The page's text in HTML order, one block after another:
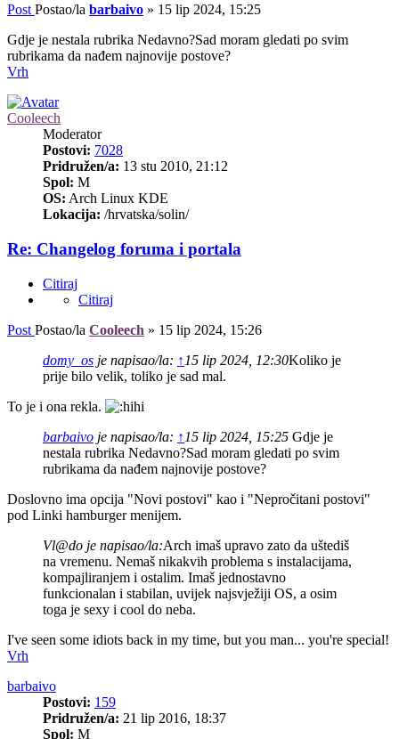
Post Postao/la barbaivo » 15 lip 2024, 15:25
Gdje je nestala rubrika Nedavno?Sad moram gledati po svim
rubrikama da nađem najnovije postove?
Vrh
Cooleech
Moderator
Postovi: 7028
Pridružen/a: 13 stu 2010, 21:12
Spol: M
OS: Arch Linux KDE
Lokacija: /hrvatska/solin/
Re: Changelog foruma i portala
Citiraj
Citiraj
Post Postao/la Cooleech » 15 lip 2024, 15:26
domy_os je napisao/la: ↑ 15 lip 2024, 12:30Koliko je
prije bilo velik, toliko je sad mal.
To je i ona rekla.
barbaivo je napisao/la: ↑ 15 lip 2024, 15:25 Gdje je
nestala rubrika Nedavno?Sad moram gledati po svim
rubrikama da nađem najnovije postove?
Doslovno ima opcija "Novi postovi" kao i "Nepročitani postovi"
pod Linki hamburger menijem.
Vl@do je napisao/la:Arch imaš upravo zato da uštediš
na vremenu. Nemaš nikakvih problema s instalacijama,
kompajliranjem i ostalim. Imaš jednostavno
funkcionalan i stabilan, uvijek najsvježiji OS, a osim
toga je sexy i cool do neba.
I've seen some idiots back in my time, but you man... you're special!
Vrh
barbaivo
Postovi: 159
Pridružen/a: 21 lip 2016, 18:37
Spol: M